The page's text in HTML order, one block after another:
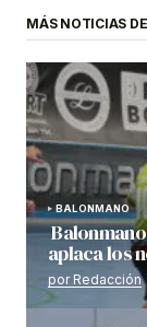
MÁS NOTICIAS
BALONMANO
aplaca los
por Redacción